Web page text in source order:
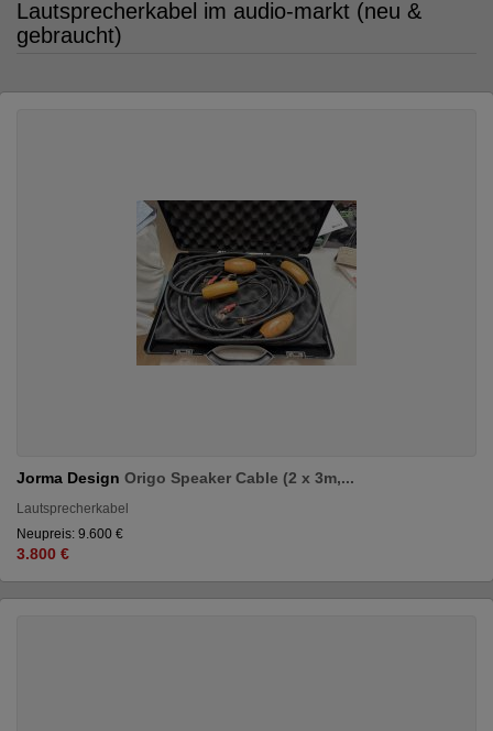
Lautsprecherkabel im audio-markt (neu &
gebraucht)
Jorma Design Origo Speaker Cable (2 x 3m,...
Lautsprecherkabel
Neupreis: 9.600 €
3.800 €